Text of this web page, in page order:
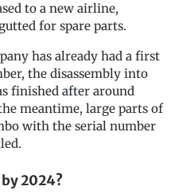
to a new airline,
for spare parts.
has already had a first
the disassembly into
finished after around
meantime, large parts of
with the serial number
2024?